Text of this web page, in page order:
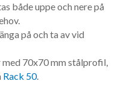
både uppe och nere på
på och ta av vid
med 70x70 mm stålprofil,
Rack 50.